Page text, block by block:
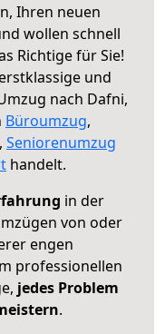
Ihren neuen
wollen schnell
Richtige für Sie!
und
nach Dafni,
Büroumzug,
, Seniorenumzug
handelt.
in der
von oder
engen
professionellen
jedes Problem
.